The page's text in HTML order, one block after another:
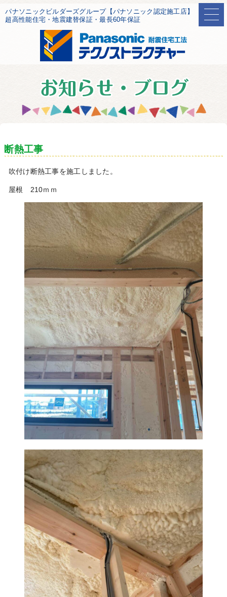
パナソニックビルダーズグループ【パナソニック認定施工店】
超高性能住宅・地震建替保証・最長60年保証
断熱工事
吹付け断熱工事を施工しました。
屋根 210ｍｍ